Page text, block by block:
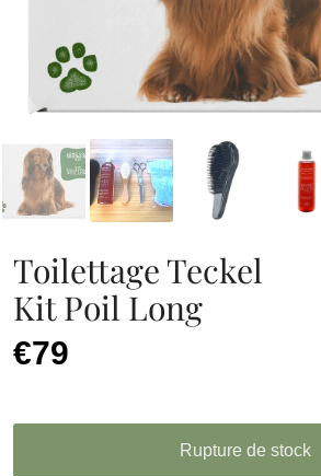
Toilettage Teckel
Kit Poil Long
€79
Rupture de stock